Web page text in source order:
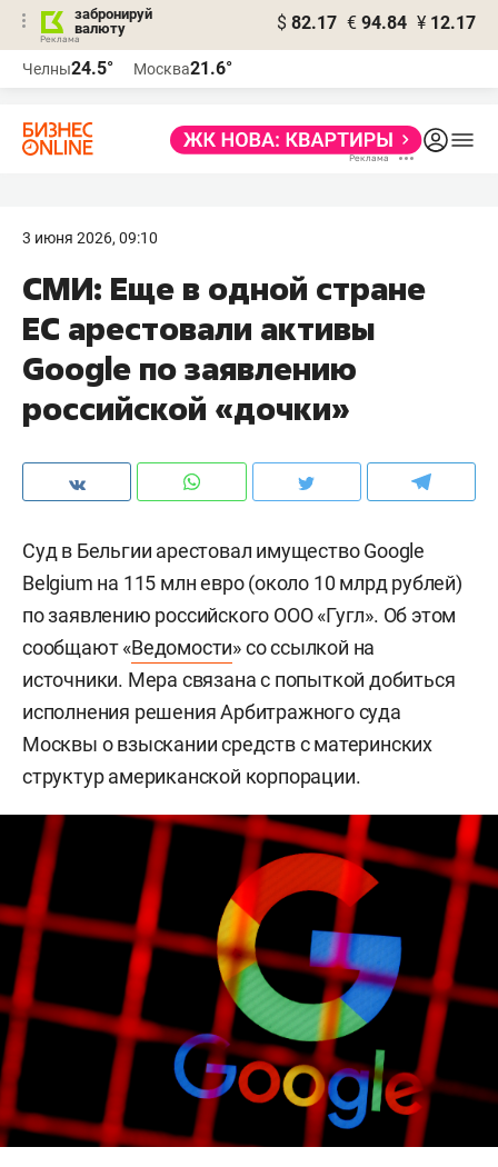
забронируй
валюту
$ 82.17 € 94.84 ¥ 12.17
Челны24.5° Москва21.6°
3 июня 2026, 09:10
СМИ: Еще в одной стране
ЕС арестовали активы
Google по заявлению
российской «дочки»
Суд в Бельгии арестовал имущество Google
Belgium на 115 млн евро (около 10 млрд рублей)
по заявлению российского ООО «Гугл». Об этом
сообщают «Ведомости» со ссылкой на
источники. Мера связана с попыткой добиться
исполнения решения Арбитражного суда
Москвы о взыскании средств с материнских
структур американской корпорации.